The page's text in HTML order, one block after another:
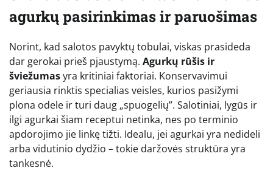
agurkų pasirinkimas ir paruošimas
Norint, kad salotos pavyktų tobulai, viskas prasideda
dar gerokai prieš pjaustymą. Agurkų rūšis ir
šviežumasyra kritiniai faktoriai. Konservavimui
geriausia rinktis specialias veisles, kurios pasižymi
plona odele ir turi daug „spuogelių”. Salotiniai, lygūs ir
ilgi agurkai šiam receptui netinka, nes po terminio
apdorojimo jie linkę tižti. Idealu, jei agurkai yra nedideli
arba vidutinio dydžio – tokie daržovės struktūra yra
tankesnė.